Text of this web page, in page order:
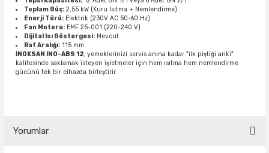
Toplam Güç: 2,55 kW (Kuru Isıtma + Nemlendirme)
Enerji Türü: Elektrik (230V AC 50-60 Hz)
Fan Motoru: EMF 25-001 (220-240 V)
Dijital Isı Göstergesi: Mevcut
Raf Aralığı: 115 mm
İNOKSAN INO-ABS 12, yemeklerinizi servis anına kadar "ilk piştiği anki"
kalitesinde saklamak isteyen işletmeler için hem ısıtma hem nemlendirme
gücünü tek bir cihazda birleştirir.
Yorumlar